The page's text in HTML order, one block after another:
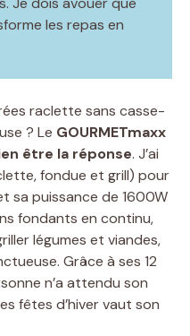
les repas en
raclette sans casse-
? Le GOURMETmaxx
être la réponse. J’ai
fondue et grill) pour
sa puissance de 1600W
fondants en continu,
légumes et viandes,
Grâce à ses 12
n’a attendu son
fêtes d’hiver vaut son